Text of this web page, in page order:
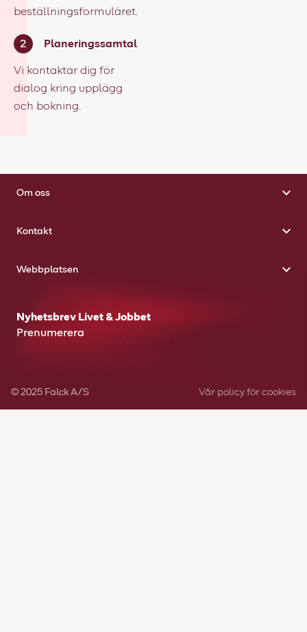
beställningsformuläret.
Planeringssamtal
Vi kontaktar dig för
dialog kring upplägg
och bokning.
Om oss
Kontakt
Webbplatsen
Nyhetsbrev Livet & Jobbet
Prenumerera
© 2025 Falck A/S Vår policy för cookies